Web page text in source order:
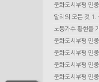
문화도시부평 민
알리의 모든 것 1.
노동가수 황현을
문화도시부평 민
문화도시부평 민
문화도시부평 민
문화도시부평 민